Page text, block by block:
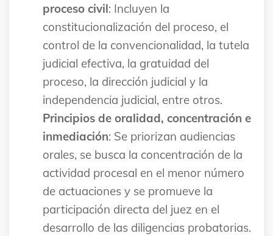
proceso civil: Incluyen la
constitucionalización del proceso, el
control de la convencionalidad, la tutela
judicial efectiva, la gratuidad del
proceso, la dirección judicial y la
independencia judicial, entre otros.
Principios de oralidad, concentración e
inmediación: Se priorizan audiencias
orales, se busca la concentración de la
actividad procesal en el menor número
de actuaciones y se promueve la
participación directa del juez en el
desarrollo de las diligencias probatorias.